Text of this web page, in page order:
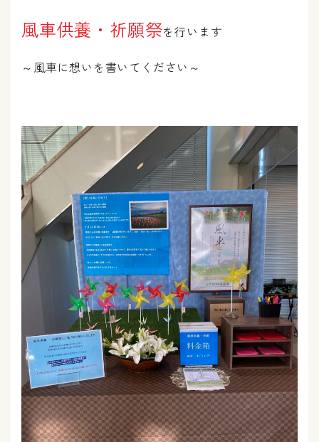
風車供養・祈願祭を行います
～風車に想いを書いてください～